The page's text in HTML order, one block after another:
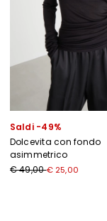
Saldi -49%
Dolcevita con fondo
asimmetrico
€ 49,00€ 25,00